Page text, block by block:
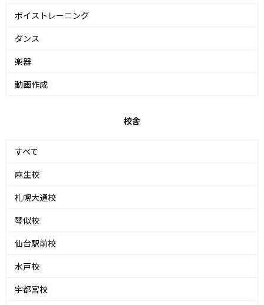
ボイストレーニング
ダンス
楽器
動画作成
校舎
すべて
麻生校
札幌大通校
琴似校
仙台駅前校
水戸校
宇都宮校